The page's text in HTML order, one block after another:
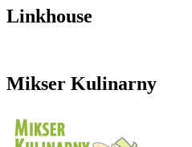
Linkhouse
Mikser Kulinarny